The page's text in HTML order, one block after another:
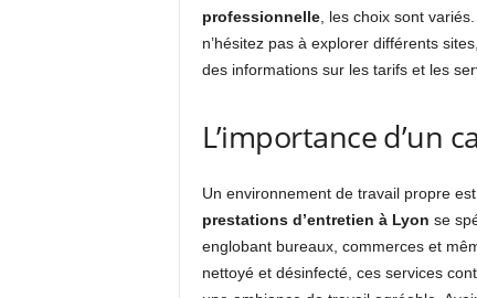
professionnelle, les choix sont
n’hésitez pas à explorer différents
des informations sur les tarifs et les
L’importance d’un
Un environnement de travail propre
prestations d’entretien à Lyon se
englobant bureaux, commerces et
nettoyé et désinfecté, ces services